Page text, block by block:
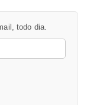
todo dia.